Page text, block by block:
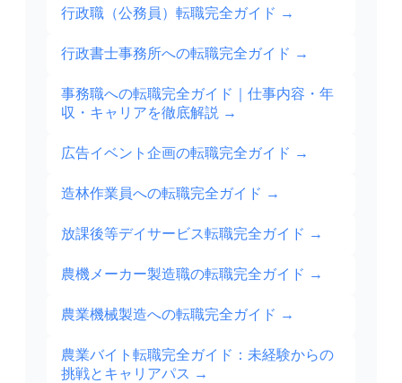
行政職（公務員）転職完全ガイド →
行政書士事務所への転職完全ガイド →
事務職への転職完全ガイド｜仕事内容・年
収・キャリアを徹底解説 →
広告イベント企画の転職完全ガイド →
造林作業員への転職完全ガイド →
放課後等デイサービス転職完全ガイド →
農機メーカー製造職の転職完全ガイド →
農業機械製造への転職完全ガイド →
農業バイト転職完全ガイド：未経験からの
挑戦とキャリアパス →